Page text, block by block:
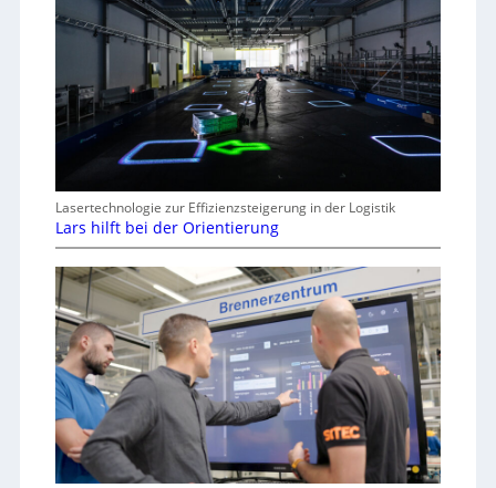
Lasertechnologie zur Effizienzsteigerung in der Logistik
Lars hilft bei der Orientierung